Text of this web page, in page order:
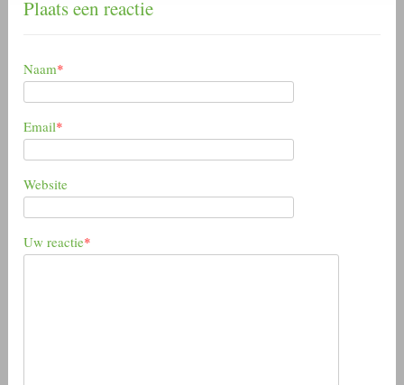
Plaats een reactie
Naam*
Email*
Website
Uw reactie*